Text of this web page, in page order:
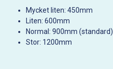
Mycket liten: 450mm
Liten: 600mm
Normal: 900mm (standard)
Stor: 1200mm